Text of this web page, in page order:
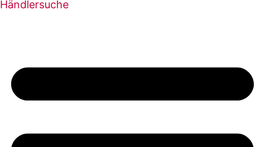
Händlersuche